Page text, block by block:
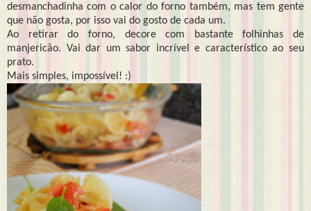
desmanchadinha com o calor do forno também, mas tem gente
que não gosta, por isso vai do gosto de cada um.
Ao retirar do forno, decore com bastante folhinhas de
manjericão. Vai dar um sabor incrível e característico ao seu
prato.
Mais simples, impossível! :)